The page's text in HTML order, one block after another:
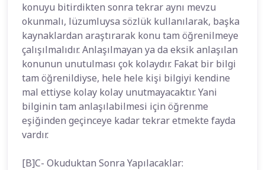
konuyu bitirdikten sonra tekrar aynı mevzu
okunmalı, lüzumluysa sözlük kullanılarak, başka
kaynaklardan araştırarak konu tam öğrenilmeye
çalışılmalıdır. Anlaşılmayan ya da eksik anlaşılan
konunun unutulması çok kolaydır. Fakat bir bilgi
tam öğrenildiyse, hele hele kişi bilgiyi kendine
mal ettiyse kolay kolay unutmayacaktır. Yani
bilginin tam anlaşılabilmesi için öğrenme
eşiğinden geçinceye kadar tekrar etmekte fayda
vardır.
[B]C- Okuduktan Sonra Yapılacaklar: